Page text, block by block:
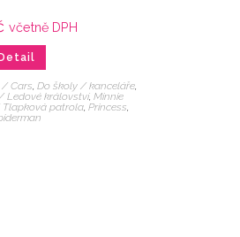
včetně DPH
Detail
/ Cars,Do školy / kanceláře,
Ledové království,Minnie
patrola, Princess,